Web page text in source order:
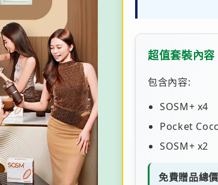
超值套裝內容
包含內容:
SOSM+ x4
Pocket
SOSM+ x2
免費贈品總